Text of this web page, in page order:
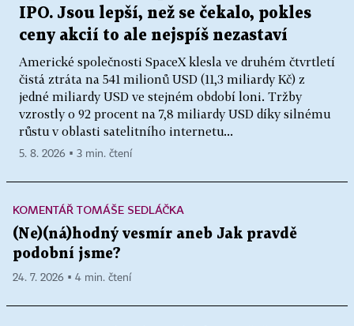
IPO. Jsou lepší, než se čekalo, pokles
ceny akcií to ale nejspíš nezastaví
Americké společnosti SpaceX klesla ve druhém čtvrtletí
čistá ztráta na 541 milionů USD (11,3 miliardy Kč) z
jedné miliardy USD ve stejném období loni. Tržby
vzrostly o 92 procent na 7,8 miliardy USD díky silnému
růstu v oblasti satelitního internetu...
5. 8. 2026 ▪ 3 min. čtení
KOMENTÁŘ TOMÁŠE SEDLÁČKA
(Ne)(ná)hodný vesmír aneb Jak pravdě
podobní jsme?
24. 7. 2026 ▪ 4 min. čtení